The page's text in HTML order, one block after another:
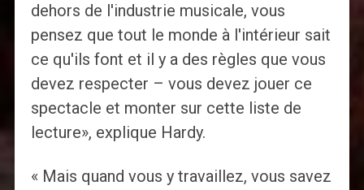
dehors de l'industrie musicale, vous
pensez que tout le monde à l'intérieur sait
ce qu'ils font et il y a des règles que vous
devez respecter – vous devez jouer ce
spectacle et monter sur cette liste de
lecture», explique Hardy.
« Mais quand vous y travaillez, vous savez